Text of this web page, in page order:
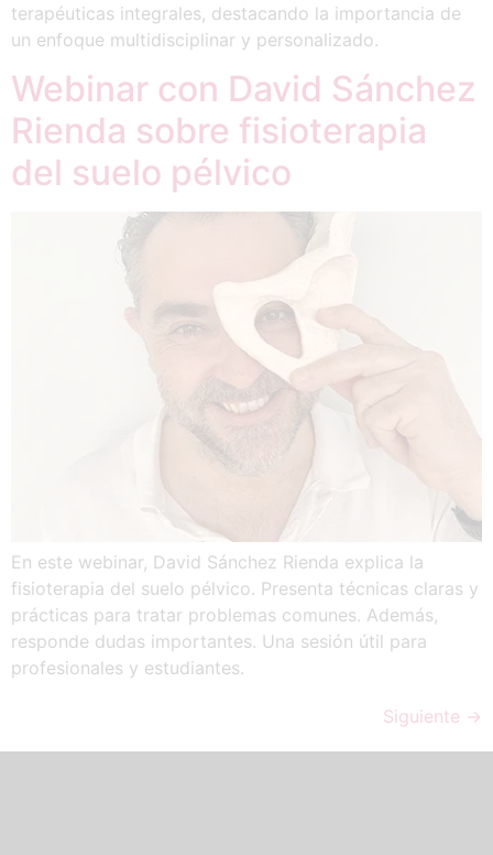
terapéuticas integrales, destacando la importancia de
un enfoque multidisciplinar y personalizado.
Webinar con David Sánchez
Rienda sobre fisioterapia
del suelo pélvico
En este webinar, David Sánchez Rienda explica la
fisioterapia del suelo pélvico. Presenta técnicas claras y
prácticas para tratar problemas comunes. Además,
responde dudas importantes. Una sesión útil para
profesionales y estudiantes.
Siguiente →